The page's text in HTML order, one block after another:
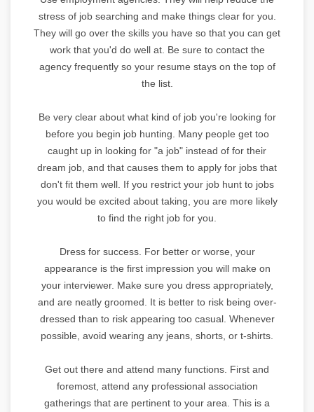
stress of job searching and make things clear for you.
They will go over the skills you have so that you can get
work that you'd do well at. Be sure to contact the
agency frequently so your resume stays on the top of
the list.
Be very clear about what kind of job you're looking for
before you begin job hunting. Many people get too
caught up in looking for "a job" instead of for their
dream job, and that causes them to apply for jobs that
don't fit them well. If you restrict your job hunt to jobs
you would be excited about taking, you are more likely
to find the right job for you.
Dress for success. For better or worse, your
appearance is the first impression you will make on
your interviewer. Make sure you dress appropriately,
and are neatly groomed. It is better to risk being over-
dressed than to risk appearing too casual. Whenever
possible, avoid wearing any jeans, shorts, or t-shirts.
Get out there and attend many functions. First and
foremost, attend any professional association
gatherings that are pertinent to your area. This is a